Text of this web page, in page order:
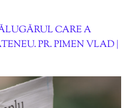
CARE A
PR. PIMEN VLAD |